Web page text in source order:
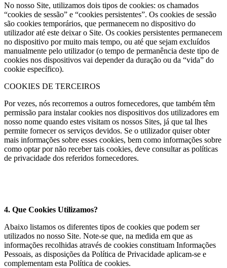
No nosso Site, utilizamos dois tipos de cookies: os chamados
“cookies de sessão” e “cookies persistentes”. Os cookies de sessão
são cookies temporários, que permanecem no dispositivo do
utilizador até este deixar o Site. Os cookies persistentes permanecem
no dispositivo por muito mais tempo, ou até que sejam excluídos
manualmente pelo utilizador (o tempo de permanência deste tipo de
cookies nos dispositivos vai depender da duração ou da “vida” do
cookie específico).
COOKIES DE TERCEIROS
Por vezes, nós recorremos a outros fornecedores, que também têm
permissão para instalar cookies nos dispositivos dos utilizadores em
nosso nome quando estes visitam os nossos Sites, já que tal lhes
permite fornecer os serviços devidos. Se o utilizador quiser obter
mais informações sobre esses cookies, bem como informações sobre
como optar por não receber tais cookies, deve consultar as políticas
de privacidade dos referidos fornecedores.
4. Que Cookies Utilizamos?
Abaixo listamos os diferentes tipos de cookies que podem ser
utilizados no nosso Site. Note-se que, na medida em que as
informações recolhidas através de cookies constituam Informações
Pessoais, as disposições da Política de Privacidade aplicam-se e
complementam esta Política de cookies.